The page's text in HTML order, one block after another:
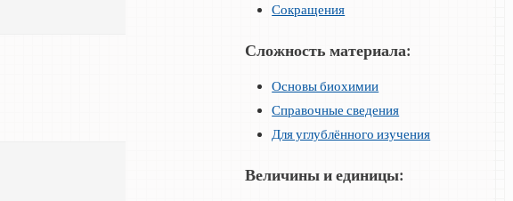
Сокращения
Сложность материала:
Основы биохимии
Справочные сведения
Для углублённого изучения
Величины и единицы: